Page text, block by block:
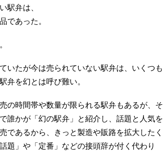
駅弁は、
であった。
いたが今は売られていない駅弁は、いくつも
弁を幻とは呼び難い。
の時間帯や数量が限られる駅弁もあるが、そ
誰かが「幻の駅弁」と紹介し、話題と人気を
であるから、きっと製造や販路を拡大したく
題」や「定番」などの接頭辞が付く代わり